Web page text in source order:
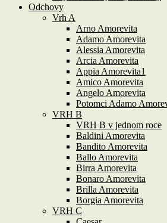
Odchovy
Vrh A
Arno Amorevita
Adamo Amorevita
Alessia Amorevita
Arcia Amorevita
Appia Amorevita1
Amico Amorevita
Angelo Amorevita
Potomci Adamo
VRH B
VRH B v jednom roce
Baldini Amorevita
Bandito Amorevita
Ballo Amorevita
Birra Amorevita
Bonaro Amorevita
Brilla Amorevita
Borgia Amorevita
VRH C